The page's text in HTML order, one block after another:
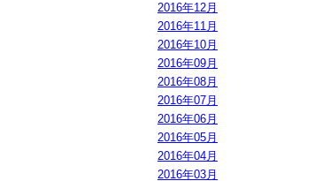
2016年12月
2016年11月
2016年10月
2016年09月
2016年08月
2016年07月
2016年06月
2016年05月
2016年04月
2016年03月